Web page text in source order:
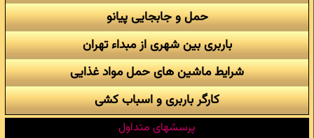
حمل و جابجایی پیانو
باربری بین شهری از مبداء تهران
شرایط ماشین های حمل مواد غذایی
کارگر باربری و اسباب کشی
پرسشهای متداول